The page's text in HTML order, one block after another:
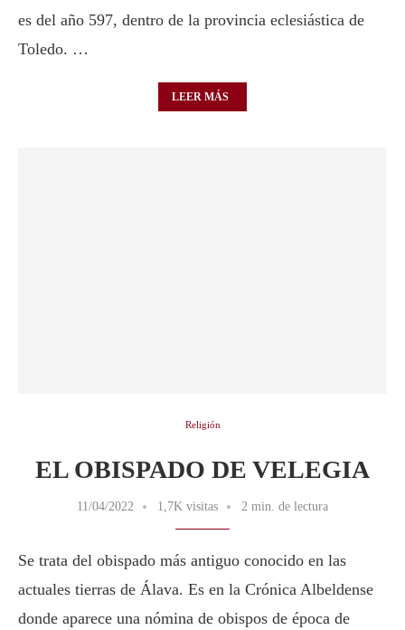
es del año 597, dentro de la provincia eclesiástica de
Toledo. …
LEER MÁS
Religión
EL OBISPADO DE VELEGIA
11/04/2022 1,7K visitas 2 min. de lectura
Se trata del obispado más antiguo conocido en las
actuales tierras de Álava. Es en la Crónica Albeldense
donde aparece una nómina de obispos de época de